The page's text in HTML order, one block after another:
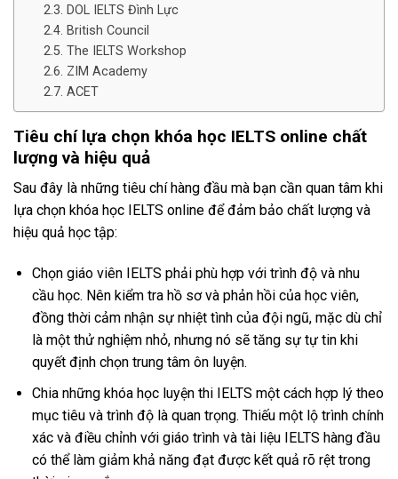
DOL IELTS Đình Lực
British Council
The IELTS Workshop
ZIM Academy
ACET
Tiêu chí lựa chọn khóa học IELTS online chất
lượng và hiệu quả
Sau đây là những tiêu chí hàng đầu mà bạn cần quan tâm khi
lựa chọn khóa học IELTS online để đảm bảo chất lượng và
hiệu quả học tập:
Chọn giáo viên IELTS phải phù hợp với trình độ và nhu
cầu học. Nên kiểm tra hồ sơ và phản hồi của học viên,
đồng thời cảm nhận sự nhiệt tình của đội ngũ, mặc dù chỉ
là một thử nghiệm nhỏ, nhưng nó sẽ tăng sự tự tin khi
quyết định chọn trung tâm ôn luyện.
Chia những khóa học luyện thi IELTS một cách hợp lý theo
mục tiêu và trình độ là quan trọng. Thiếu một lộ trình chính
xác và điều chỉnh với giáo trình và tài liệu IELTS hàng đầu
có thể làm giảm khả năng đạt được kết quả rõ rệt trong